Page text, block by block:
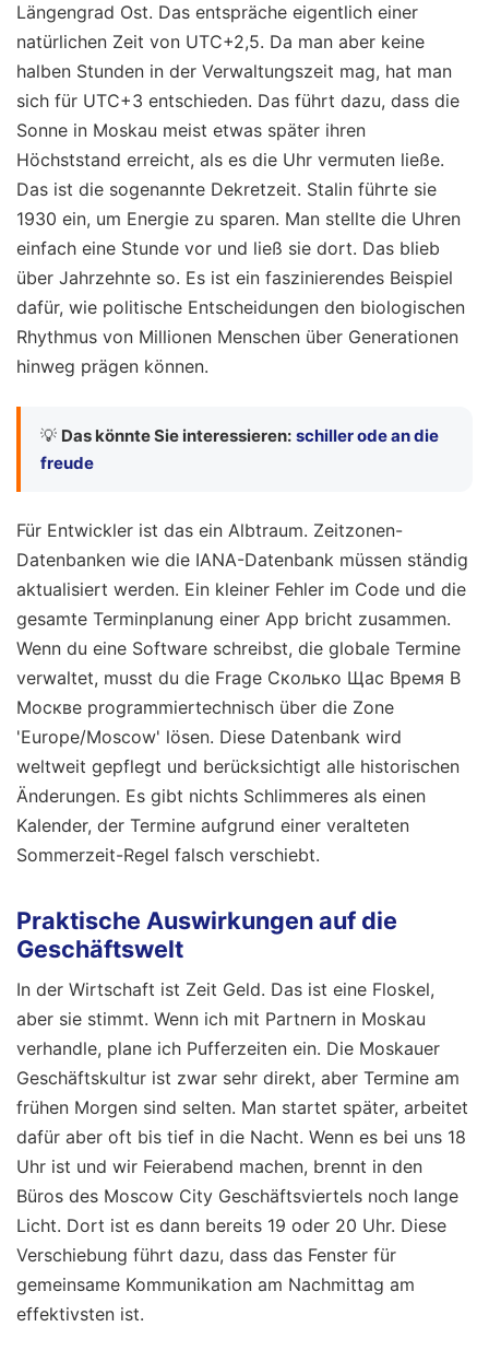
Längengrad Ost. Das entspräche eigentlich einer
natürlichen Zeit von UTC+2,5. Da man aber keine
halben Stunden in der Verwaltungszeit mag, hat man
sich für UTC+3 entschieden. Das führt dazu, dass die
Sonne in Moskau meist etwas später ihren
Höchststand erreicht, als es die Uhr vermuten ließe.
Das ist die sogenannte Dekretzeit. Stalin führte sie
1930 ein, um Energie zu sparen. Man stellte die Uhren
einfach eine Stunde vor und ließ sie dort. Das blieb
über Jahrzehnte so. Es ist ein faszinierendes Beispiel
dafür, wie politische Entscheidungen den biologischen
Rhythmus von Millionen Menschen über Generationen
hinweg prägen können.
💡 Das könnte Sie interessieren: schiller ode an die
freude
Für Entwickler ist das ein Albtraum. Zeitzonen-
Datenbanken wie die IANA-Datenbank müssen ständig
aktualisiert werden. Ein kleiner Fehler im Code und die
gesamte Terminplanung einer App bricht zusammen.
Wenn du eine Software schreibst, die globale Termine
verwaltet, musst du die Frage Сколько Щас Время В
Москве programmiertechnisch über die Zone
'Europe/Moscow' lösen. Diese Datenbank wird
weltweit gepflegt und berücksichtigt alle historischen
Änderungen. Es gibt nichts Schlimmeres als einen
Kalender, der Termine aufgrund einer veralteten
Sommerzeit-Regel falsch verschiebt.
Praktische Auswirkungen auf die
Geschäftswelt
In der Wirtschaft ist Zeit Geld. Das ist eine Floskel,
aber sie stimmt. Wenn ich mit Partnern in Moskau
verhandle, plane ich Pufferzeiten ein. Die Moskauer
Geschäftskultur ist zwar sehr direkt, aber Termine am
frühen Morgen sind selten. Man startet später, arbeitet
dafür aber oft bis tief in die Nacht. Wenn es bei uns 18
Uhr ist und wir Feierabend machen, brennt in den
Büros des Moscow City Geschäftsviertels noch lange
Licht. Dort ist es dann bereits 19 oder 20 Uhr. Diese
Verschiebung führt dazu, dass das Fenster für
gemeinsame Kommunikation am Nachmittag am
effektivsten ist.